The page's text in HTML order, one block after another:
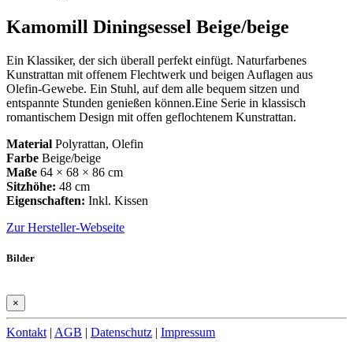
Kamomill Diningsessel Beige/beige
Ein Klassiker, der sich überall perfekt einfügt. Naturfarbenes
Kunstrattan mit offenem Flechtwerk und beigen Auflagen aus
Olefin-Gewebe. Ein Stuhl, auf dem alle bequem sitzen und
entspannte Stunden genießen können.Eine Serie in klassisch
romantischem Design mit offen geflochtenem Kunstrattan.
Material Polyrattan, Olefin
Farbe Beige/beige
Maße 64 × 68 × 86 cm
Sitzhöhe: 48 cm
Eigenschaften: Inkl. Kissen
Zur Hersteller-Webseite
Bilder
×
Kontakt | AGB | Datenschutz | Impressum